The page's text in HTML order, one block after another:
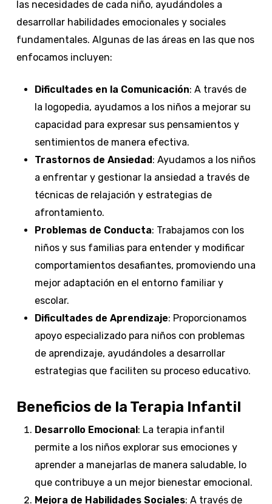
las necesidades de cada niño, ayudándoles a
desarrollar habilidades emocionales y sociales
fundamentales. Algunas de las áreas en las que nos
enfocamos incluyen:
Dificultades en la Comunicación: A través de
la logopedia, ayudamos a los niños a mejorar su
capacidad para expresar sus pensamientos y
sentimientos de manera efectiva.
Trastornos de Ansiedad: Ayudamos a los niños
a enfrentar y gestionar la ansiedad a través de
técnicas de relajación y estrategias de
afrontamiento.
Problemas de Conducta: Trabajamos con los
niños y sus familias para entender y modificar
comportamientos desafiantes, promoviendo una
mejor adaptación en el entorno familiar y
escolar.
Dificultades de Aprendizaje: Proporcionamos
apoyo especializado para niños con problemas
de aprendizaje, ayudándoles a desarrollar
estrategias que faciliten su proceso educativo.
Beneficios de la Terapia Infantil
Desarrollo Emocional: La terapia infantil
permite a los niños explorar sus emociones y
aprender a manejarlas de manera saludable, lo
que contribuye a un mejor bienestar emocional.
Mejora de Habilidades Sociales: A través de